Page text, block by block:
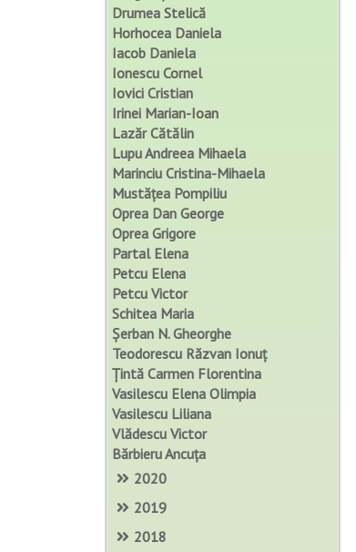
Drumea Stelică
Horhocea Daniela
Iacob Daniela
Ionescu Cornel
Iovici Cristian
Irinei Marian-Ioan
Lazăr Cătălin
Lupu Andreea Mihaela
Marinciu Cristina-Mihaela
Mustățea Pompiliu
Oprea Dan George
Oprea Grigore
Partal Elena
Petcu Elena
Petcu Victor
Schitea Maria
Șerban N. Gheorghe
Teodorescu Răzvan Ionuț
Țintă Carmen Florentina
Vasilescu Elena Olimpia
Vasilescu Liliana
Vlădescu Victor
Bărbieru Ancuța
2020
2019
2018